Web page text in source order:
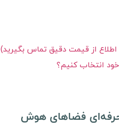
از قیمت دقیق تماس بگیرید)
انتخاب کنیم؟
فضاهای هوش